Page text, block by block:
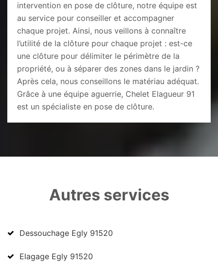
intervention en pose de clôture, notre équipe est
au service pour conseiller et accompagner
chaque projet. Ainsi, nous veillons à connaître
l’utilité de la clôture pour chaque projet : est-ce
une clôture pour délimiter le périmètre de la
propriété, ou à séparer des zones dans le jardin ?
Après cela, nous conseillons le matériau adéquat.
Grâce à une équipe aguerrie, Chelet Elagueur 91
est un spécialiste en pose de clôture.
Autres services
Dessouchage Egly 91520
Elagage Egly 91520